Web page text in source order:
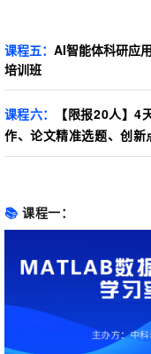
课程五： AI智能体科研应
培训班
课程六：
【限报20人】
作、论文精准选题、创新
📚课程一：